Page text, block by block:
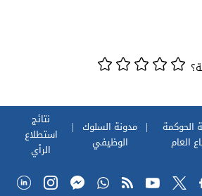
الحوكمة
العام
مدونة السلوك
الوظيفي
نتائج
استطلاع
الرأي